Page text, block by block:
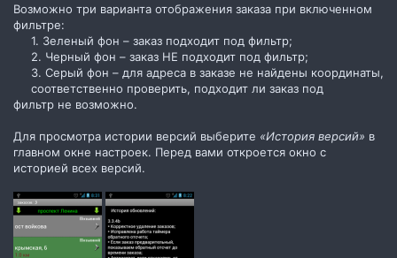
Возможно три варианта отображения заказа при включенном
фильтре:
1. Зеленый фон – заказ подходит под фильтр;
2. Черный фон – заказ НЕ подходит под фильтр;
3. Серый фон – для адреса в заказе не найдены координаты,
соответственно проверить, подходит ли заказ под​
фильтр не возможно.
Для просмотра истории версий выберите «История версий» в
главном окне настроек. Перед вами откроется окно с
историей всех версий.